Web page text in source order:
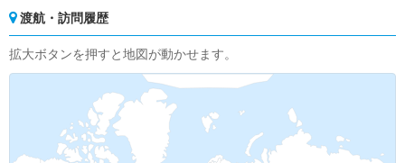
渡航・訪問履歴
拡大ボタンを押すと地図が動かせます。